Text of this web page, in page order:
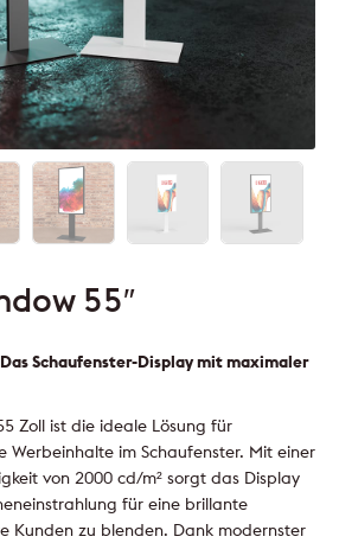
55″
Das Schaufenster-Display mit maximaler
Zoll ist die ideale Lösung für
Werbeinhalte im Schaufenster. Mit einer
von 2000 cd/m² sorgt das Display
für eine brillante
Kunden zu blenden. Dank modernster